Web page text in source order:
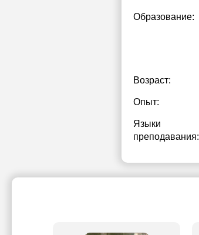
Образование:
Возраст:
Опыт:
Языки
преподавания: